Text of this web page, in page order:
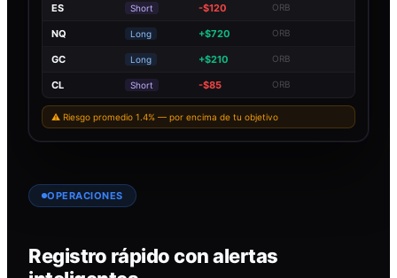
ES Short -$120 ORB
NQ Long +$720 ORB
GC Long +$210 ORB
CL Short -$85 ORB
⚠ Riesgo promedio 1.4% — por encima de tu objetivo
OPERACIONES
Registro rápido con alertas